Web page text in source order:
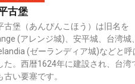
古堡
古堡（あんぴんこほう）は旧名を
(アレンジ城)、安平城、台湾城
(ゼーランディア城)などと呼
た。西暦1624年に建設され、台湾
古い要塞です。